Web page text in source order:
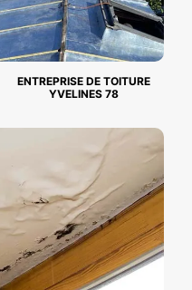
ENTREPRISE DE TOITURE
YVELINES 78